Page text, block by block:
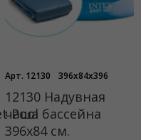
Pool
Арт. 12130 396x84x396
12130 Надувная
чаша бассейна
396х84 см.